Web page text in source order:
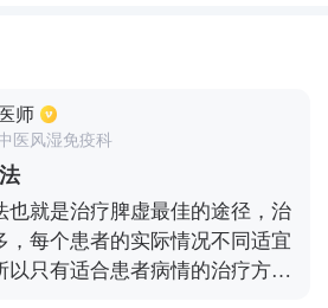
师
医风湿免疫科
也就是治疗脾虚最佳的途径，治
，每个患者的实际情况不同适宜
以只有适合患者病情的治疗方法